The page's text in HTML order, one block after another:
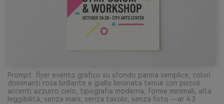
Prompt: flyer evento grafico su sfondo panna semplice, colori
dominanti rosa brillante e giallo limonata tenue con piccoli
accenti azzurro cielo, tipografia moderna, forme minimali, alta
leggibilità, senza mani, senza tavolo, senza foto --ar 4:3